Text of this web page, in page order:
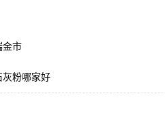
金市
灰粉哪家好